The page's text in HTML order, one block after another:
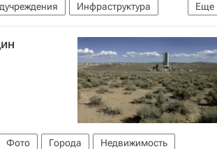
Еще
Инфраструктура
Фото Города Недвижимость